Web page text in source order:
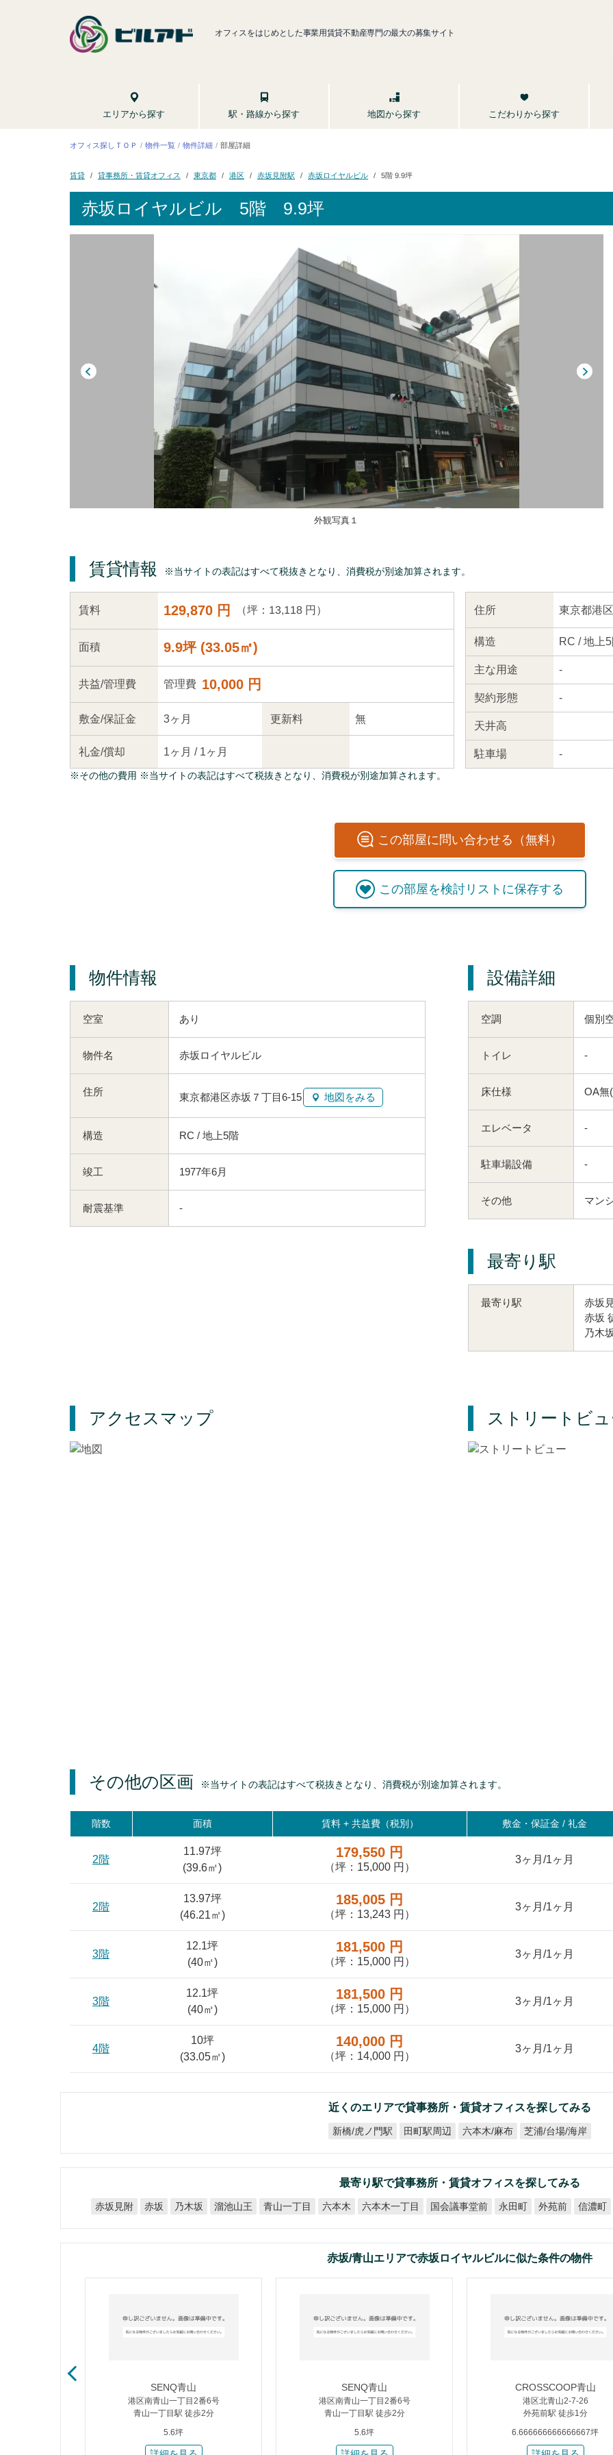
オフィスをはじめとした事業用賃貸不動産専門の最大の募集サイト
エリアから探す 駅・路線から探す 地図から探す こだわりから探す
オフィス探しＴＯＰ 物件一覧 物件詳細 部屋詳細
賃貸 貸事務所・賃貸オフィス 東京都 港区 赤坂見附駅 赤坂ロイヤルビル 5階 9.9坪
赤坂ロイヤルビル 5階 9.9坪
外観写真１
賃貸情報 ※当サイトの表記はすべて税抜きとなり、消費税が別途加算されます。
賃料 129,870 円 （坪：13,118 円）
面積 9.9坪 (33.05㎡)
共益/管理費 管理費 10,000 円
敷金/保証金 3ヶ月 更新料 無
礼金/償却 1ヶ月 / 1ヶ月
住所 東京都港
構造 RC / 地上
主な用途 -
契約形態 -
天井高
駐車場 -
※その他の費用 ※当サイトの表記はすべて税抜きとなり、消費税が別途加算されます。
この部屋に問い合わせる（無料）
この部屋を検討リストに保存する
物件情報
空室 あり
物件名 赤坂ロイヤルビル
住所 東京都港区赤坂７丁目6-15 地図をみる
構造 RC / 地上5階
竣工 1977年6月
耐震基準 -
設備詳細
空調 個別
トイレ -
床仕様 OA無
エレベータ -
駐車場設備 -
その他 マン
最寄り駅
最寄り駅 赤坂
赤坂
乃木
アクセスマップ ストリートビ
その他の区画 ※当サイトの表記はすべて税抜きとなり、消費税が別途加算されます。
階数 面積 賃料 +共益費（税別） 敷金・保証金 / 礼金
2階
11.97坪
(39.6㎡)
179,550 円
（坪：15,000 円）
3ヶ月/1ヶ月
2階
13.97坪
(46.21㎡)
185,005 円
（坪：13,243 円）
3ヶ月/1ヶ月
3階
12.1坪
(40㎡)
181,500 円
（坪：15,000 円）
3ヶ月/1ヶ月
3階
12.1坪
(40㎡)
181,500 円
（坪：15,000 円）
3ヶ月/1ヶ月
4階
10坪
(33.05㎡)
140,000 円
（坪：14,000 円）
3ヶ月/1ヶ月
近くのエリアで貸事務所・賃貸オフィスを探してみる
新橋/虎ノ門駅 田町駅周辺 六本木/麻布 芝浦/台場/海岸
最寄り駅で貸事務所・賃貸オフィスを探してみる
赤坂見附 赤坂 乃木坂 溜池山王 青山一丁目 六本木 六本木一丁目 国会議事堂前 永田町 外苑前 信濃町
赤坂/青山エリアで赤坂ロイヤルビルに似た条件の物件
SENQ青山
港区南青山一丁目2番6号
青山一丁目駅 徒歩2分
5.6坪
SENQ青山
港区南青山一丁目2番6号
青山一丁目駅 徒歩2分
5.6坪
CROSSCOOP青山
港区北青山2-7-26
外苑前駅 徒歩1分
6.666666666666667坪